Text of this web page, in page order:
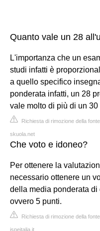
Quanto vale un 28
L'importanza che un
studi infatti è
a quello specifico
ponderata infatti, un 28
vale molto di più di un
Richiesta di rimozione della fonte
skuola.net
Che voto e idoneo?
Per ottenere la
necessario ottenere un
della media ponderata di
ovvero 5 punti.
Richiesta di rimozione della fonte
ispeitalia.it